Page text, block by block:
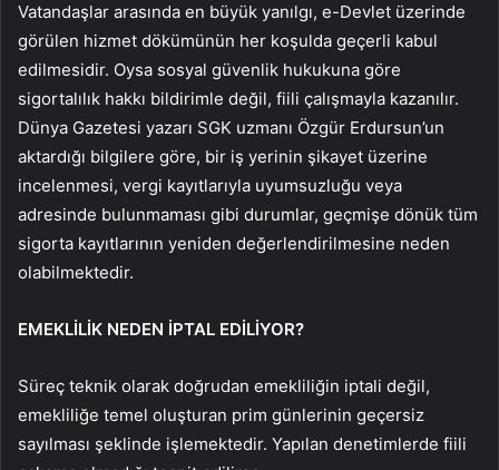
Vatandaşlar arasında en büyük yanılgı, e-Devlet üzerinde
görülen hizmet dökümünün her koşulda geçerli kabul
edilmesidir. Oysa sosyal güvenlik hukukuna göre
sigortalılık hakkı bildirimle değil, fiili çalışmayla kazanılır.
Dünya Gazetesi yazarı SGK uzmanı Özgür Erdursun’un
aktardığı bilgilere göre, bir iş yerinin şikayet üzerine
incelenmesi, vergi kayıtlarıyla uyumsuzluğu veya
adresinde bulunmaması gibi durumlar, geçmişe dönük tüm
sigorta kayıtlarının yeniden değerlendirilmesine neden
olabilmektedir.
EMEKLİLİK NEDEN İPTAL EDİLİYOR?
Süreç teknik olarak doğrudan emekliliğin iptali değil,
emekliliğe temel oluşturan prim günlerinin geçersiz
sayılması şeklinde işlemektedir. Yapılan denetimlerde fiili